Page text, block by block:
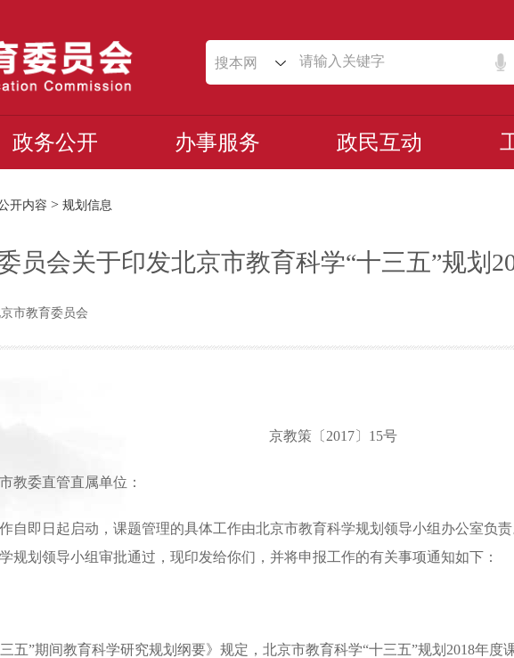
搜本网
政务公开 办事服务 政民互动
开内容 > 规划信息
员会关于印发北京市教育科学“十三五”规划
市教育委员会
京教策〔2017〕15号
教委直管直属单位：
即日起启动，课题管理的具体工作由北京市教育科学规划领导小组办公室负责
规划领导小组审批通过，现印发给你们，并将申报工作的有关事项通知如下：
”期间教育科学研究规划纲要》规定，北京市教育科学“十三五”规划2018年度